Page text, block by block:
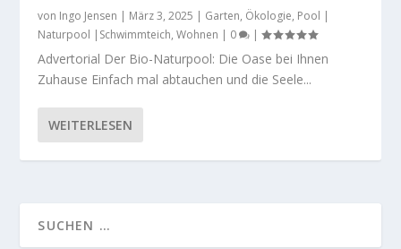
von Ingo Jensen | März 3, 2025 | Garten, Ökologie, Pool |
Naturpool |Schwimmteich,Wohnen | 0 |
Advertorial Der Bio-Naturpool: Die Oase bei Ihnen
Zuhause Einfach mal abtauchen und die Seele...
WEITERLESEN